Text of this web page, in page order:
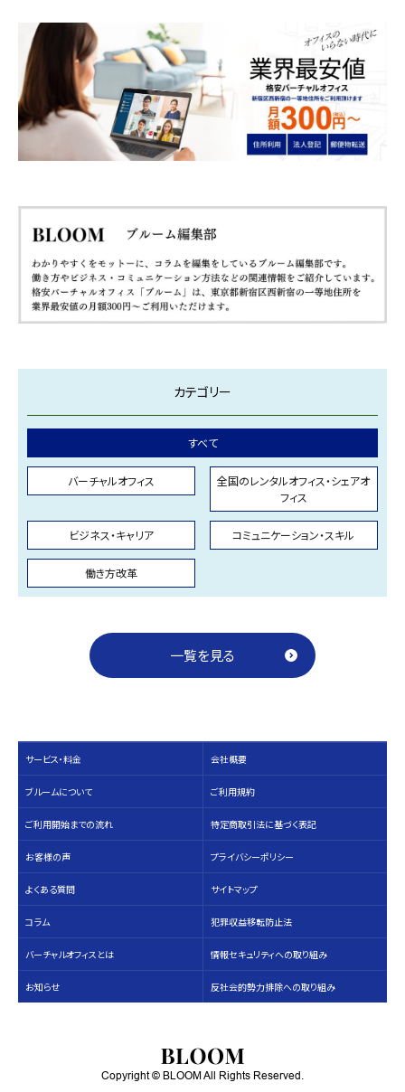
カテゴリー
すべて
バーチャルオフィス
全国のレンタルオフィス・シェアオ
フィス
ビジネス・キャリア コミュニケーション・スキル
働き方改革
一覧を見る
サービス・料⾦
ブルームについて
ご利用開始までの流れ
お客様の声
よくある質問
コラム
バーチャルオフィスとは
お知らせ
会社概要
ご利用規約
特定商取引法に基づく表記
プライバシーポリシー
サイトマップ
犯罪収益移転防止法
情報セキュリティへの取り組み
反社会的勢力排除への取り組み
Copyright © BLOOM All Rights Reserved.